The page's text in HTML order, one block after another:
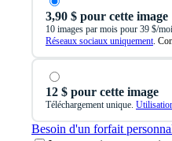
3,90 $ pour cette image
10 images par mois pour 39 $/
Réseaux sociaux uniquement .
12 $ pour cette image
Téléchargement unique.
Besoin d'un forfait